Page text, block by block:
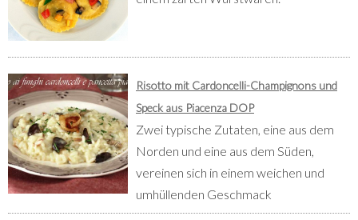
Risotto mit Cardoncelli-Champignons und
Speck aus Piacenza DOP
Zwei typische Zutaten, eine aus dem
Norden und eine aus dem Süden,
vereinen sich in einem weichen und
umhüllenden Geschmack